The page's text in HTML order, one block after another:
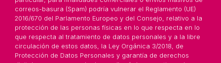
correos-basura (Spam) podría vulnerar el Reglamento (UE)
2016/670 del Parlamento Europeo y del Consejo, relativo a la
protección de las personas físicas en lo que respecta en lo
que respecta al tratamiento de datos personales y a la libre
circulación de estos datos, la Ley Orgánica 3/2018, de
Protección de Datos Personales y garantía de derechos